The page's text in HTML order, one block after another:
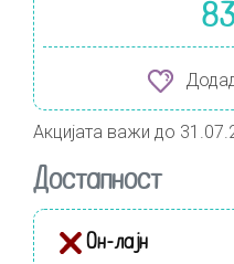
Акцијата важи до
Достапност
Он-лајн